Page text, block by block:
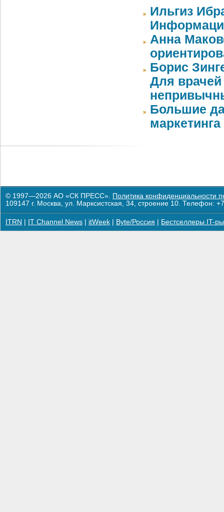
Ильгиз
Анна
Борис
Для
Большие
маркетинга
© 1997—2026 АО «СК ПРЕСС». Политика конфиденциальности
109147 г. Москва, ул. Марксистская, 34, строение 10. Телефон:
ITRN IT Channel News itWeek Byte/Россия Бестселлеры IT-